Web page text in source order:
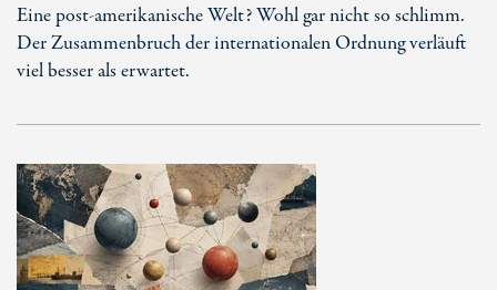
Eine post-amerikanische Welt? Wohl gar nicht so schlimm.
Der Zusammenbruch der internationalen Ordnung verläuft
viel besser als erwartet.